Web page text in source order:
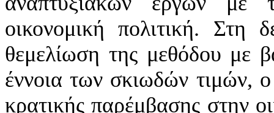
οικονομική πολιτική. Στη
θεμελίωση της μεθόδου με
έννοια των σκιωδών τιμών,
κρατικής παρέμβασης στην